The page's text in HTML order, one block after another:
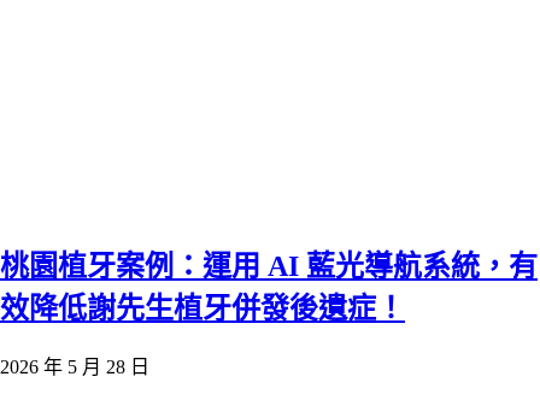
桃園植牙案例：運用 AI 藍光導航系統，有
效降低謝先生植牙併發後遺症！
2026 年 5 月 28 日